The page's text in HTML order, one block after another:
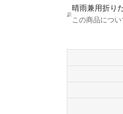
晴雨兼用折り
この商品につ